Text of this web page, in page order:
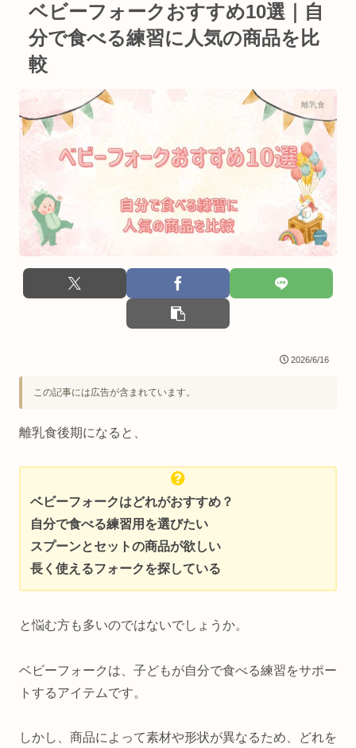
ベビーフォークおすすめ10選｜自
分で食べる練習に人気の商品を比
較
離乳食
2026/6/16
この記事には広告が含まれています。
離乳食後期になると、
ベビーフォークはどれがおすすめ？
自分で食べる練習用を選びたい
スプーンとセットの商品が欲しい
長く使えるフォークを探している
と悩む方も多いのではないでしょうか。
ベビーフォークは、子どもが自分で食べる練習をサポー
トするアイテムです。
しかし、商品によって素材や形状が異なるため、どれを